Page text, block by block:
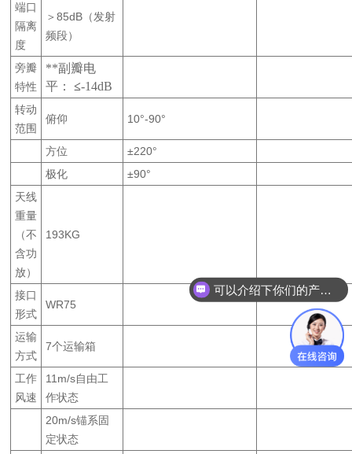
端口
隔离
度
＞85dB （发射
频段）
旁瓣
特性
**副瓣电
平：≤-14dB
转动
范围
俯仰 10°-90°
方位 ±220°
极化
±90°
天线
重量
（不
含功
放）
193KG
接口
形式
WR75
运输
方式
7个运输箱
工作
风速
11m/s自由工
作状态
20m/s锚系固
定状态
可以介绍下你们的产品么